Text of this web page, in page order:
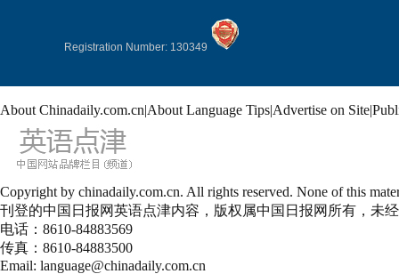
Registration Number: 130349
About Chinadaily.com.cn|About Language Tips|Advertise on Site|
Copyright by chinadaily.com.cn. All rights reserved. None of this
刊登的中国日报网英语点津内容，版权属中国日报网所有，未
电话：8610-84883569
传真：8610-84883500
Email: language@chinadaily.com.cn